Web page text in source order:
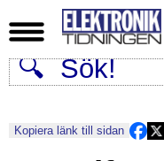
Kopiera länk till sidan